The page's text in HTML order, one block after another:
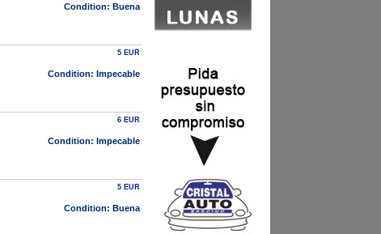
Condition: Buena
5 EUR
Condition: Impecable
6 EUR
Condition: Impecable
5 EUR
Condition: Buena